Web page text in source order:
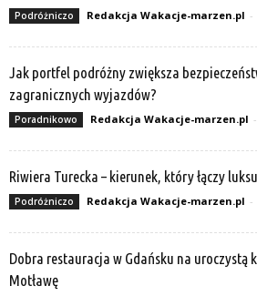
Podróżniczo Redakcja Wakacje-marzen.pl -
Jak portfel podróżny zwiększa
zagranicznych wyjazdów?
Poradnikowo Redakcja Wakacje-marzen.pl -
Riwiera Turecka – kierunek, który łączy
Podróżniczo Redakcja Wakacje-marzen.pl -
Dobra restauracja w Gdańsku na uroczystą
Motławę